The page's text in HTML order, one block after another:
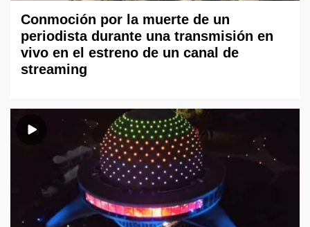
Conmoción por la muerte de un
periodista durante una transmisión en
vivo en el estreno de un canal de
streaming